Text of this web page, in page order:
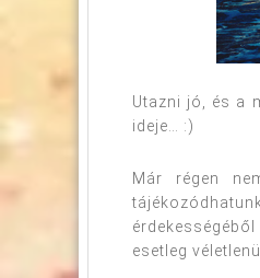
Utazni jó, és a
ideje… :)
Már régen
esetleg